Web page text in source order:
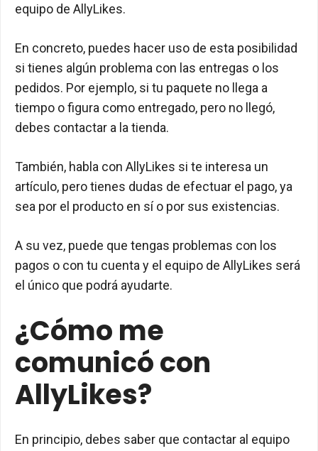
equipo de AllyLikes.
En concreto, puedes hacer uso de esta posibilidad
si tienes algún problema con las entregas o los
pedidos. Por ejemplo, si tu paquete no llega a
tiempo o figura como entregado, pero no llegó,
debes contactar a la tienda.
También, habla con AllyLikes si te interesa un
artículo, pero tienes dudas de efectuar el pago, ya
sea por el producto en sí o por sus existencias.
A su vez, puede que tengas problemas con los
pagos o con tu cuenta y el equipo de AllyLikes será
el único que podrá ayudarte.
¿Cómo me
comunicó con
AllyLikes?
En principio, debes saber que contactar al equipo